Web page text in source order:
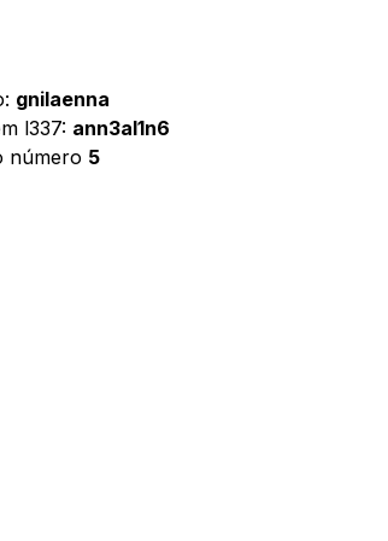
gnilaenna
l337: ann3al1n6
número 5